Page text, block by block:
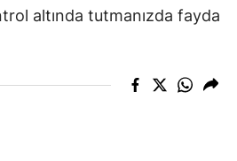
altında tutmanızda fayda